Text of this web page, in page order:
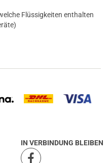
Flüssigkeiten enthalten
IN VERBINDUNG BLEIBEN